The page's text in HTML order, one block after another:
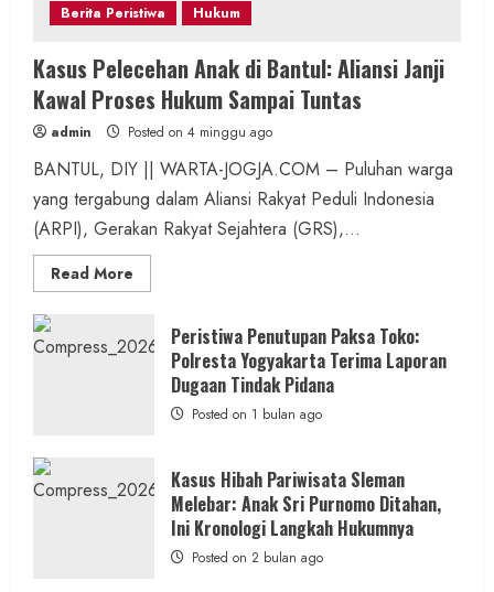
Berita Peristiwa Hukum
Kasus Pelecehan Anak di Bantul: Aliansi Janji
Kawal Proses Hukum Sampai Tuntas
admin Posted on 4 minggu ago
BANTUL, DIY || WARTA-JOGJA.COM – Puluhan warga
yang tergabung dalam Aliansi Rakyat Peduli Indonesia
(ARPI), Gerakan Rakyat Sejahtera (GRS),...
Read More
more
Pelecehan
Anak
Bantul:
Aliansi
Kawal
Sampai
Tuntas
Peristiwa Penutupan Paksa Toko:
Polresta Yogyakarta Terima Laporan
Dugaan Tindak Pidana
Posted on 1 bulan ago
Kasus Hibah Pariwisata Sleman
Melebar: Anak Sri Purnomo Ditahan,
Ini Kronologi Langkah Hukumnya
Posted on 2 bulan ago